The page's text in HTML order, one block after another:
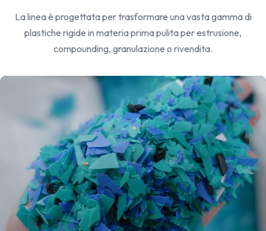
La linea è progettata per trasformare una vasta gamma di
plastiche rigide in materia prima pulita per estrusione,
compounding, granulazione o rivendita.